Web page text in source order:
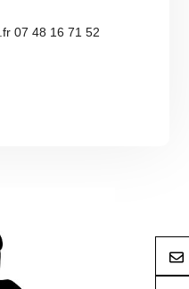
07 48 16 71 52